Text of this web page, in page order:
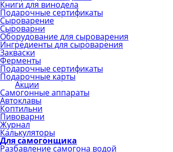
Книги для винодела
Подарочные сертификаты
Сыроварение
Сыроварни
Оборудование для сыроварения
Ингредиенты для сыроварения
Закваски
Ферменты
Подарочные сертификаты
Подарочные карты
Акции
Самогонные аппараты
Автоклавы
Коптильни
Пивоварни
Журнал
Калькуляторы
Для самогонщика
Разбавление самогона водой